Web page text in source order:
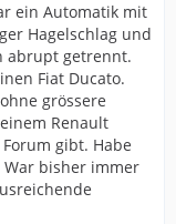
ein Automatik mit
Hagelschlag und
abrupt getrennt.
Fiat Ducato.
grössere
Renault
gibt. Habe
War bisher immer